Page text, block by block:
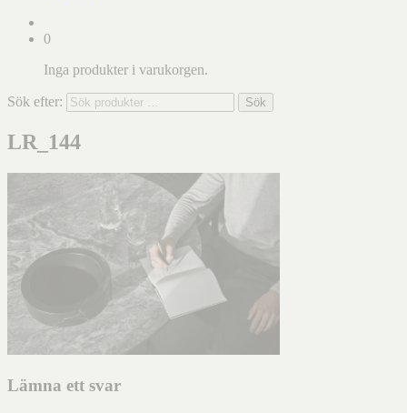
0
Inga produkter i varukorgen.
Sök efter: Sök
LR_144
Lämna ett svar